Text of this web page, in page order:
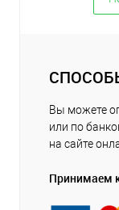
Вы можете
или по
на сайте
Принимаем